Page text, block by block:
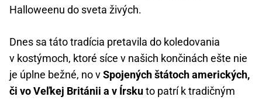
Halloweenu do sveta živých.
Dnes sa táto tradícia pretavila do koledovania
v kostýmoch, ktoré síce v našich končinách ešte nie
je úplne bežné, no vSpojených štátoch amerických,
či vo Veľkej Británii a v Írskuto patrí k tradičným